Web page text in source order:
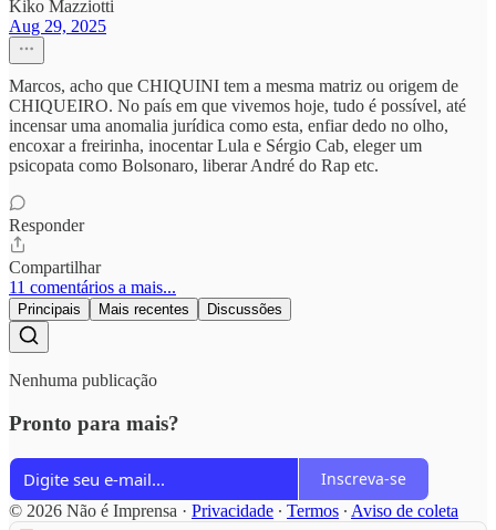
Kiko Mazziotti
Aug 29, 2025
Marcos, acho que CHIQUINI tem a mesma matriz ou origem de
CHIQUEIRO. No país em que vivemos hoje, tudo é possível, até
incensar uma anomalia jurídica como esta, enfiar dedo no olho,
encoxar a freirinha, inocentar Lula e Sérgio Cab, eleger um
psicopata como Bolsonaro, liberar André do Rap etc.
Responder
Compartilhar
11 comentários a mais...
Principais Mais recentes Discussões
Nenhuma publicação
Pronto para mais?
Inscreva-se
© 2026 Não é Imprensa · Privacidade ∙ Termos ∙ Aviso de coleta